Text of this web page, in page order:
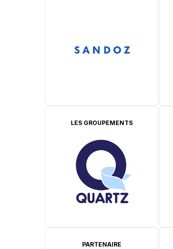
LES GROUPEMENTS
PARTENAIRE